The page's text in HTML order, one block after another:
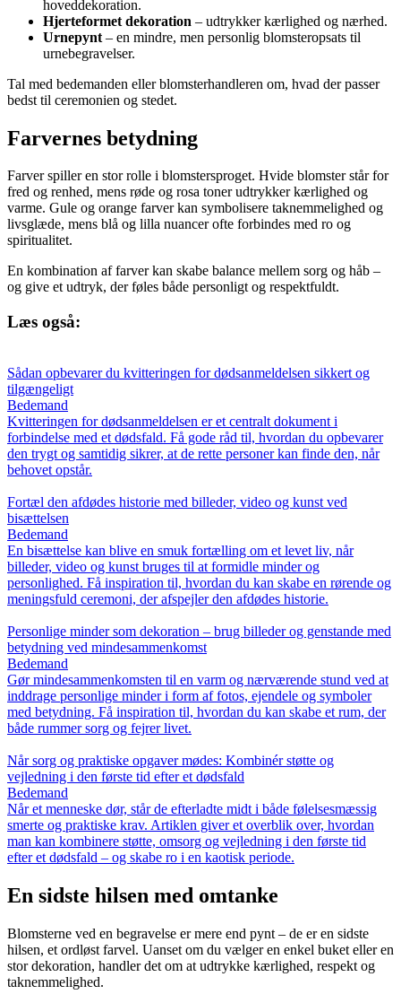
hoveddekoration.
Hjerteformet dekoration – udtrykker kærlighed og nærhed.
Urnepynt – en mindre, men personlig blomsteropsats til
urnebegravelser.
Tal med bedemanden eller blomsterhandleren om, hvad der passer
bedst til ceremonien og stedet.
Farvernes betydning
Farver spiller en stor rolle i blomstersproget. Hvide blomster står for
fred og renhed, mens røde og rosa toner udtrykker kærlighed og
varme. Gule og orange farver kan symbolisere taknemmelighed og
livsglæde, mens blå og lilla nuancer ofte forbindes med ro og
spiritualitet.
En kombination af farver kan skabe balance mellem sorg og håb –
og give et udtryk, der føles både personligt og respektfuldt.
Læs også:
Sådan opbevarer du kvitteringen for dødsanmeldelsen sikkert og
tilgængeligt
Bedemand
Kvitteringen for dødsanmeldelsen er et centralt dokument i
forbindelse med et dødsfald. Få gode råd til, hvordan du opbevarer
den trygt og samtidig sikrer, at de rette personer kan finde den, når
behovet opstår.
Fortæl den afdødes historie med billeder, video og kunst ved
bisættelsen
Bedemand
En bisættelse kan blive en smuk fortælling om et levet liv, når
billeder, video og kunst bruges til at formidle minder og
personlighed. Få inspiration til, hvordan du kan skabe en rørende og
meningsfuld ceremoni, der afspejler den afdødes historie.
Personlige minder som dekoration – brug billeder og genstande med
betydning ved mindesammenkomst
Bedemand
Gør mindesammenkomsten til en varm og nærværende stund ved at
inddrage personlige minder i form af fotos, ejendele og symboler
med betydning. Få inspiration til, hvordan du kan skabe et rum, der
både rummer sorg og fejrer livet.
Når sorg og praktiske opgaver mødes: Kombinér støtte og
vejledning i den første tid efter et dødsfald
Bedemand
Når et menneske dør, står de efterladte midt i både følelsesmæssig
smerte og praktiske krav. Artiklen giver et overblik over, hvordan
man kan kombinere støtte, omsorg og vejledning i den første tid
efter et dødsfald – og skabe ro i en kaotisk periode.
En sidste hilsen med omtanke
Blomsterne ved en begravelse er mere end pynt – de er en sidste
hilsen, et ordløst farvel. Uanset om du vælger en enkel buket eller en
stor dekoration, handler det om at udtrykke kærlighed, respekt og
taknemmelighed.